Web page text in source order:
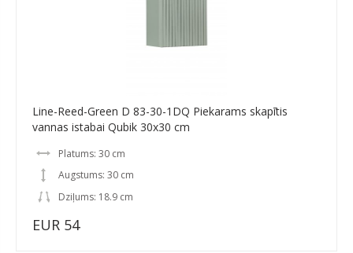
Line-Reed-Green D 83-30-1DQ Piekarams skapītis
vannas istabai Qubik 30x30 cm
Platums: 30 cm
Augstums: 30 cm
Dziļums: 18.9 cm
EUR 54